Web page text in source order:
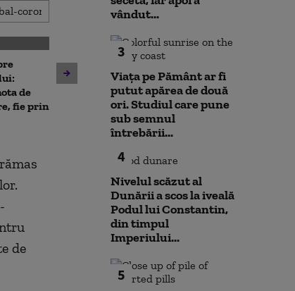
de
fie prin
Antrenament cu miză:
pușcașii marini români au
testat vehiculele de asalt
amfibiu AAV-7 alături de
militarii SUA
10 luni de la
Rahova:
așteaptă să
de
vândut...
3
Viața pe Pământ ar fi
putut apărea de două
ori. Studiul care pune
sub semnul
întrebării...
4
Nivelul scăzut al
Dunării a scos la iveală
Podul lui Constantin,
din timpul
Imperiului...
5